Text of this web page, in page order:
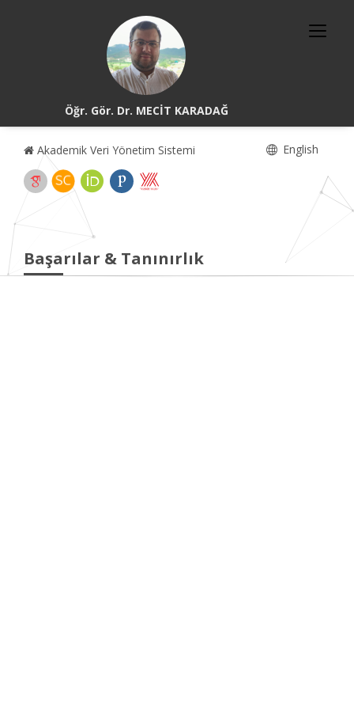
Öğr. Gör. Dr. MECİT KARADAĞ
Akademik Veri Yönetim Sistemi English
Başarılar & Tanınırlık